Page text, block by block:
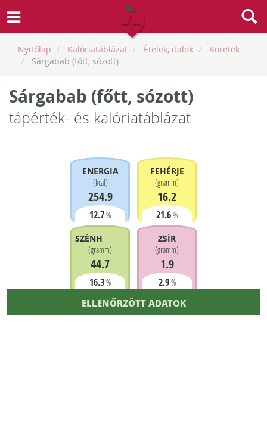
Nyitólap Kalóriatáblázat Ételek, italok
Köretek
Sárgabab (főtt, sózott)
Sárgabab (főtt, sózott)
tápérték- és kalóriatáblázat
ENERGIA
(kcal)
254.9
12.7%
FEHÉRJE
(gramm)
16.2
21.6%
SZÉNHIDRÁT
(gramm)
44.7
16.3%
ZSÍR
(gramm)
1.9
2.9%
ELLENŐRZÖTT ADATOK